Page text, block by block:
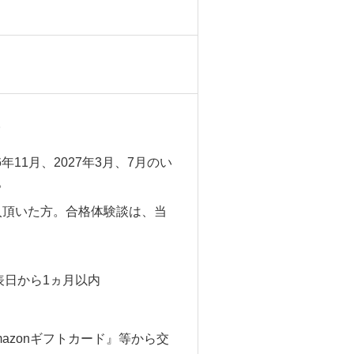
11月、2027年3月、7月 のい
いた方。合格体験談は、当
から1ヵ月以内
ギフトカード 』 等から交